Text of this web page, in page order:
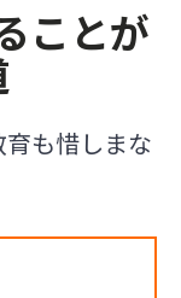
ことが
も惜しまな